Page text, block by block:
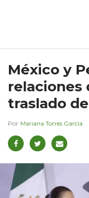
México y
relaciones
traslado
Mariana Torres García